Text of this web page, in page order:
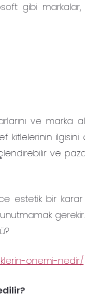
gibi
ve marka
kitlelerinin
ve
bir karar
onemi-nedir/